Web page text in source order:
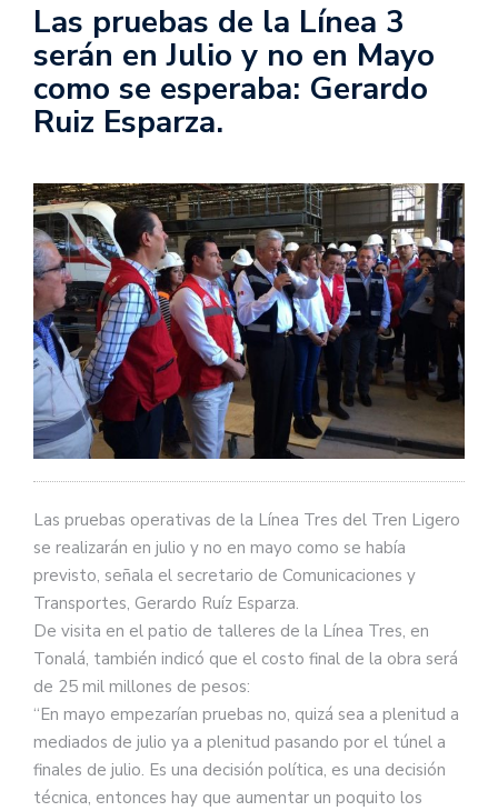
Las pruebas de la Línea 3
serán en Julio y no en Mayo
como se esperaba: Gerardo
Ruiz Esparza.
Las pruebas operativas de la Línea Tres del Tren Ligero
se realizarán en julio y no en mayo como se había
previsto, señala el secretario de Comunicaciones y
Transportes, Gerardo Ruíz Esparza.
De visita en el patio de talleres de la Línea Tres, en
Tonalá, también indicó que el costo final de la obra será
de 25 mil millones de pesos:
“En mayo empezarían pruebas no, quizá sea a plenitud a
mediados de julio ya a plenitud pasando por el túnel a
finales de julio. Es una decisión política, es una decisión
técnica, entonces hay que aumentar un poquito los